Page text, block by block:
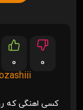
0
0
کسی اهنگی که